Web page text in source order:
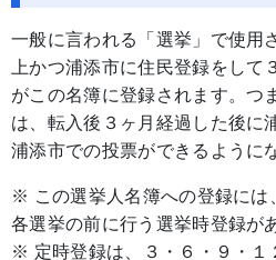
一般に言われる「選挙」で使用
上かつ浦添市に住民登録をし
がこの名簿に登録されます。つ
は、転入後３ヶ月経過した後に
浦添市での投票ができるように
※ この選挙人名簿への登録には
各選挙の前に行う選挙時登録が
※ 定時登録は、３・６・９・１